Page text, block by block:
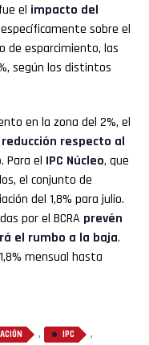
el impacto del
sobre el
de esparcimiento, las
según los distintos
en la zona del 2%, el
reducción respecto al
. Para el IPC Núcleo, que
el conjunto de
del 1,8% para julio.
por el BCRA prevén
el rumbo a la baja.
mensual hasta
, IPC ,